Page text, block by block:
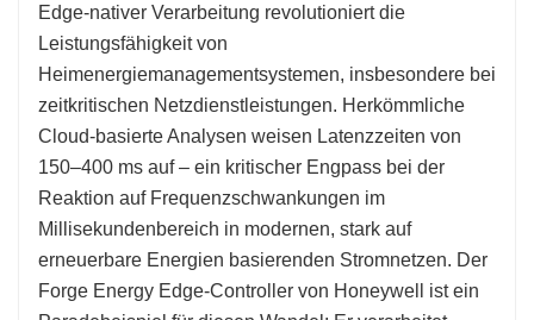
Edge-nativer Verarbeitung revolutioniert die
Leistungsfähigkeit von
Heimenergiemanagementsystemen, insbesondere bei
zeitkritischen Netzdienstleistungen. Herkömmliche
Cloud-basierte Analysen weisen Latenzzeiten von
150–400 ms auf – ein kritischer Engpass bei der
Reaktion auf Frequenzschwankungen im
Millisekundenbereich in modernen, stark auf
erneuerbare Energien basierenden Stromnetzen. Der
Forge Energy Edge-Controller von Honeywell ist ein